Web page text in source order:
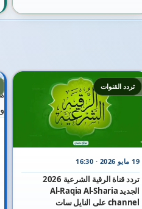
4
19 مايو 2026 · 16:30
تردد قناة الرقية الشرعية 2026
الجديد Al-Raqia Al-Sharia
channel على النايل سات
تردد القنوات